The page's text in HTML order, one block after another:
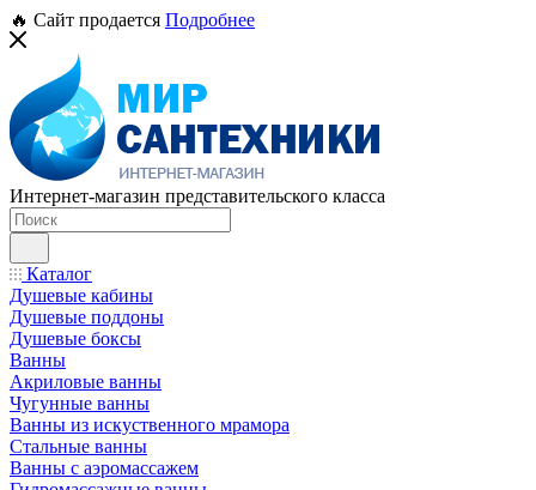
🔥 Сайт продается Подробнее
Интернет-магазин представительского класса
Каталог
Душевые кабины
Душевые поддоны
Душевые боксы
Ванны
Акриловые ванны
Чугунные ванны
Ванны из искуственного мрамора
Стальные ванны
Ванны с аэромассажем